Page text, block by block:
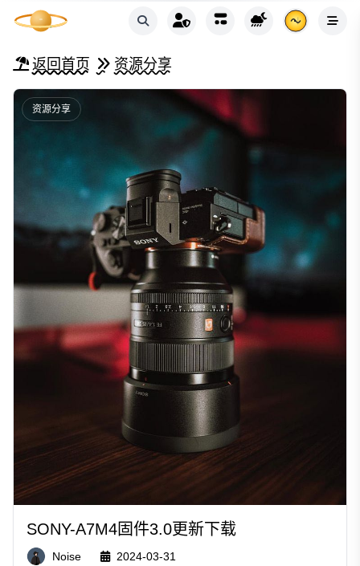
返回首页 资源分享
资源分享
SONY-A7M4固件3.0更新下载
Noise 2024-03-31